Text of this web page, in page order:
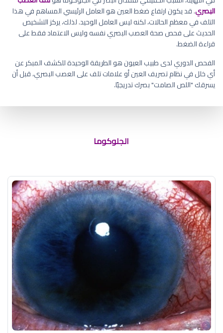
البصري. قد يكون ارتفاع ضغط العين هو العامل الرئيسي المساهم في هذا
التلف في معظم الحالات، لكنه ليس العامل الوحيد. لذلك، يركز التشخيص
الحديث على فحص صحة العصب البصري نفسه وليس الاعتماد فقط على
قراءة الضغط.
الفحص الدوري لدى طبيب العيون هو الطريقة الوحيدة للكشف المبكر عن
أي خلل في نظام تصريف العين أو علامات تلف على العصب البصري، قبل أن
يسرقك "اللص الصامت" بصرك تدريجيًا.
الجلوكوما